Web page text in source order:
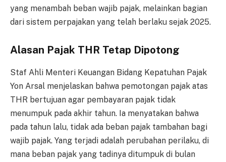
yang menambah beban wajib pajak, melainkan bagian
dari sistem perpajakan yang telah berlaku sejak 2025.
Alasan Pajak THR Tetap Dipotong
Staf Ahli Menteri Keuangan Bidang Kepatuhan Pajak
Yon Arsal menjelaskan bahwa pemotongan pajak atas
THR bertujuan agar pembayaran pajak tidak
menumpuk pada akhir tahun. Ia menyatakan bahwa
pada tahun lalu, tidak ada beban pajak tambahan bagi
wajib pajak. Yang terjadi adalah perubahan perilaku, di
mana beban pajak yang tadinya ditumpuk di bulan